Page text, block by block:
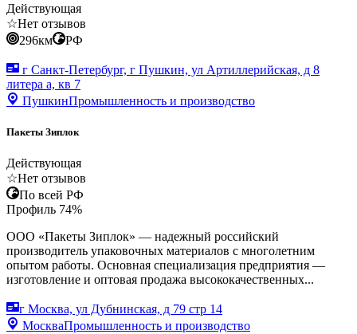
Действующая
☆Нет отзывов
296км
РФ
г Санкт-Петербург, г Пушкин, ул Артиллерийская, д 8
литера а, кв 7
ПушкинПромышленность и производство
Пакеты Зиплок
Действующая
☆Нет отзывов
По всей РФ
Профиль 74%
ООО «Пакеты Зиплок» — надежный российский
производитель упаковочных материалов с многолетним
опытом работы. Основная специализация предприятия —
изготовление и оптовая продажа высококачественных...
г Москва, ул Дубнинская, д 79 стр 14
МоскваПромышленность и производство